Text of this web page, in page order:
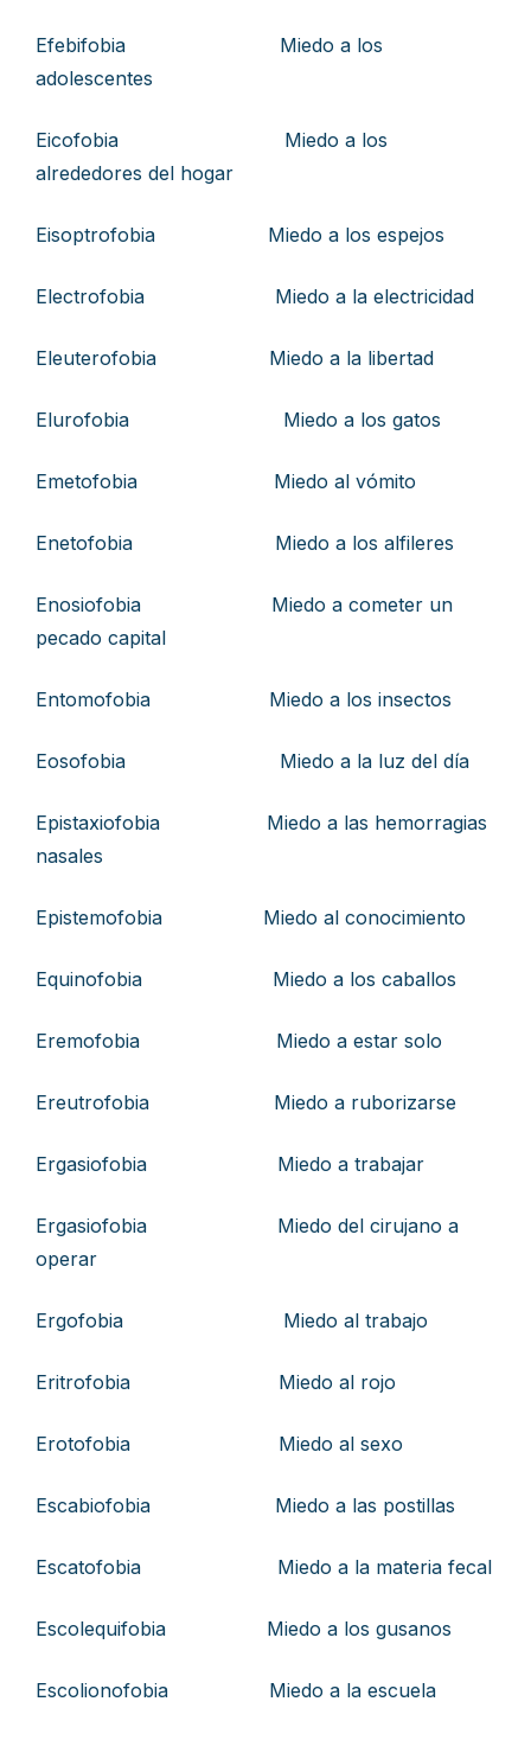
Efebifobia Miedo a los
adolescentes
Eicofobia Miedo a los
alrededores del hogar
Eisoptrofobia Miedo a los espejos
Electrofobia Miedo a la electricidad
Eleuterofobia Miedo a la libertad
Elurofobia Miedo a los gatos
Emetofobia Miedo al vómito
Enetofobia Miedo a los alfileres
Enosiofobia Miedo a cometer un
pecado capital
Entomofobia Miedo a los insectos
Eosofobia Miedo a la luz del día
Epistaxiofobia Miedo a las hemorragias
nasales
Epistemofobia Miedo al conocimiento
Equinofobia Miedo a los caballos
Eremofobia Miedo a estar solo
Ereutrofobia Miedo a ruborizarse
Ergasiofobia Miedo a trabajar
Ergasiofobia Miedo del cirujano a
operar
Ergofobia Miedo al trabajo
Eritrofobia Miedo al rojo
Erotofobia Miedo al sexo
Escabiofobia Miedo a las postillas
Escatofobia Miedo a la materia fecal
Escolequifobia Miedo a los gusanos
Escolionofobia Miedo a la escuela